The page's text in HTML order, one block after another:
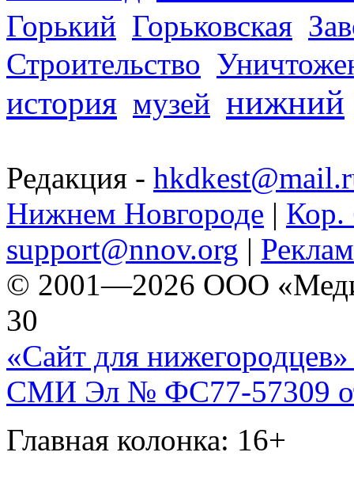
Горький Горьковская
Строительство
история музей нижний
Редакция -
Нижнем Новгороде | Кор.
support@nnov.org |
© 2001—2026 ООО
30
«Сайт для нижегородцев»
СМИ Эл № ФС77-57309
Главная колонка: 16+